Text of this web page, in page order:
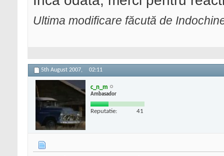
Ultima modificare făcută de
5th August 2007, 02:11
c_n_m
Ambasador
Reputatie: 41